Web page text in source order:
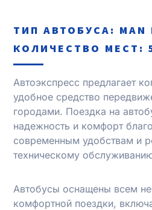
ТИП АВТОБУСА: MAN
КОЛИЧЕСТВО МЕСТ:
Автоэкспресс предлагает
удобное средство
городами. Поездка на
надежность и комфорт
современным удобствам и
техническому
Автобусы оснащены всем
комфортной поездки,